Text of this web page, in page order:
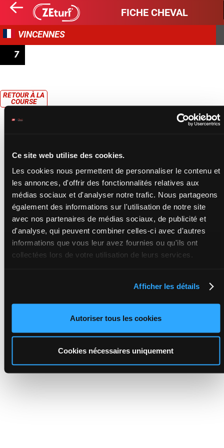
Ce site web utilise des cookies.
Les cookies nous permettent de personnaliser le contenu et
les annonces, d'offrir des fonctionnalités relatives aux
médias sociaux et d'analyser notre trafic. Nous partageons
également des informations sur l'utilisation de notre site
avec nos partenaires de médias sociaux, de publicité et
d'analyse, qui peuvent combiner celles-ci avec d'autres
informations que vous leur avez fournies ou qu'ils ont
collectées lors de votre utilisation de leurs services.
Afficher les détails
Autoriser tous les cookies
Cookies nécessaires uniquement
FICHE CHEVAL
VINCENNES
7
RETOUR À LA
COURSE